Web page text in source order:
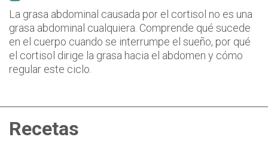
La grasa abdominal causada por el cortisol no es una
grasa abdominal cualquiera. Comprende qué sucede
en el cuerpo cuando se interrumpe el sueño, por qué
el cortisol dirige la grasa hacia el abdomen y cómo
regular este ciclo.
Recetas